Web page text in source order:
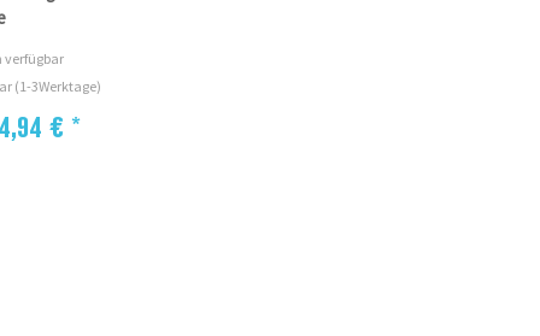
verfügbar
(1-3Werktage)
€ *